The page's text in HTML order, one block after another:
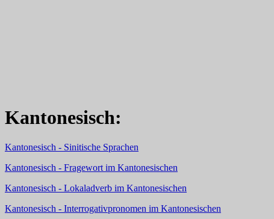
Kantonesisch:
Kantonesisch - Sinitische Sprachen
Kantonesisch - Fragewort im Kantonesischen
Kantonesisch - Lokaladverb im Kantonesischen
Kantonesisch - Interrogativpronomen im Kantonesischen